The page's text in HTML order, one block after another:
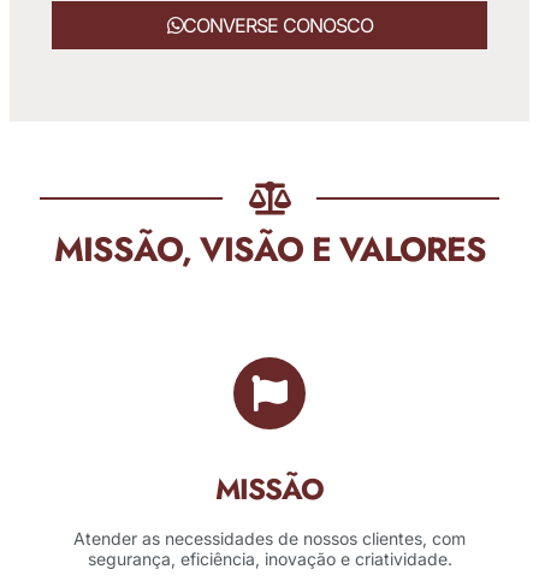
CONVERSE CONOSCO
MISSÃO, VISÃO E VALORES
MISSÃO
Atender as necessidades de nossos clientes, com
segurança, eficiência, inovação e criatividade.